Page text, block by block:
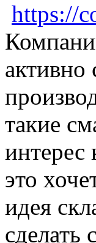
https://
активно
такие
интерес
это
идея